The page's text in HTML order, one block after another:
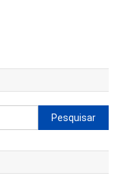
Pesquisar
por: